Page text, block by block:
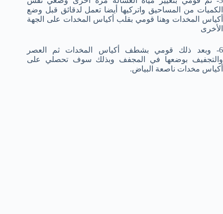
الكميات من المساحيق واتركيها أيضا تعمل لدقائق قبل وضع
أكياس المخدات وهنا قومي بقلب أكياس المخدات على الجهة
الأخرى
6- وبعد ذلك قومي بشطف أكياس المخدات ثم العصر
والتجفيف بوضعها في المجفف وبذلك سوف تحصلي على
أكياس مخدات ناصعة البياض.